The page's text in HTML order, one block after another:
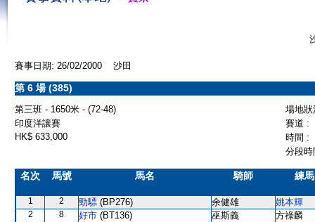
賽事日期: 26/02/2000 沙田
第 6 場 (385)
第三班 - 1650米 - (72-48)
場地
印度洋讓賽
賽道 :
HK$ 633,000
時間 :
分段
名次 馬號 馬名 騎師 練
1 2 勁驃 (BP276) 余健雄 姚本輝
2 8 好市 (BT136) 巫斯義 方祿麟